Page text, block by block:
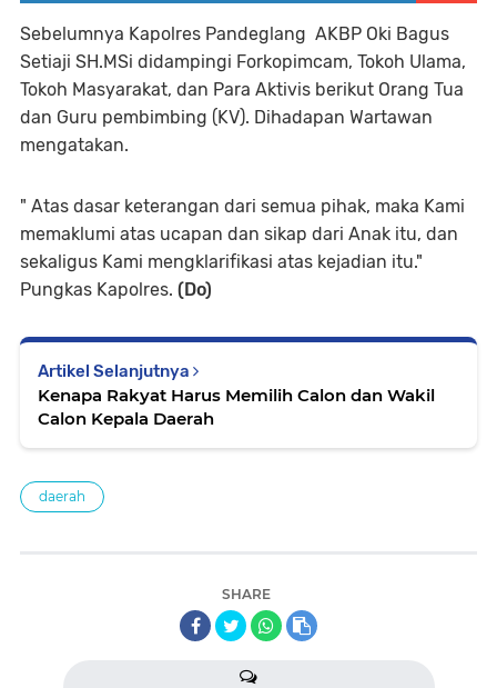
Sebelumnya Kapolres Pandeglang AKBP Oki Bagus
Setiaji SH.MSi didampingi Forkopimcam, Tokoh Ulama,
Tokoh Masyarakat, dan Para Aktivis berikut Orang Tua
dan Guru pembimbing (KV). Dihadapan Wartawan
mengatakan.
" Atas dasar keterangan dari semua pihak, maka Kami
memaklumi atas ucapan dan sikap dari Anak itu, dan
sekaligus Kami mengklarifikasi atas kejadian itu."
Pungkas Kapolres. (Do)
Artikel Selanjutnya
Kenapa Rakyat Harus Memilih Calon dan Wakil
Calon Kepala Daerah
daerah
SHARE